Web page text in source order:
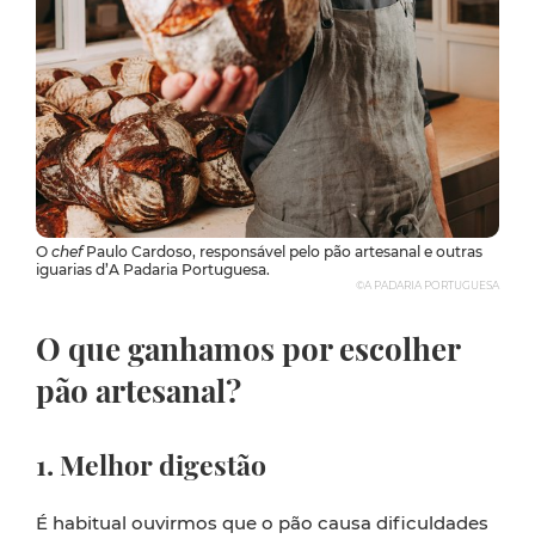
O chefPaulo Cardoso, responsável pelo pão artesanal e outras
iguarias d’A Padaria Portuguesa.
©A PADARIA PORTUGUESA
O que ganhamos por escolher
pão artesanal?
1. Melhor digestão
É habitual ouvirmos que o pão causa dificuldades